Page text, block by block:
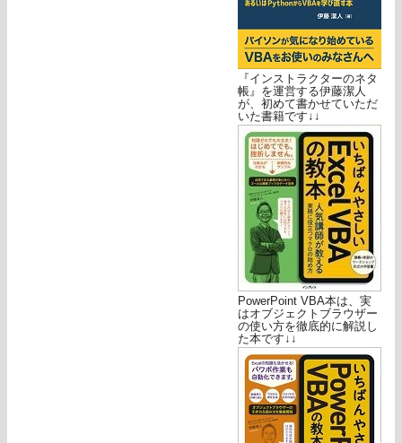
『インストラクターのネタ
帳』を運営する伊藤潔人
が、初めて書かせていただ
いた書籍です↓↓
PowerPoint VBA本は、実
はオブジェクトブラウザー
の使い方を徹底的に解説し
た本です↓↓